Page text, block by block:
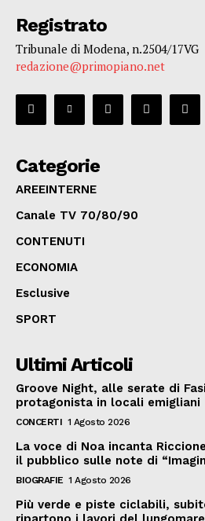
Registrato
Tribunale di Modena, n.2504/17VG
redazione@primopiano.net
Categorie
AREEINTERNE
Canale TV 70/80/90
CONTENUTI
ECONOMIA
Esclusive
SPORT
Ultimi Articoli
Groove Night, alle serate di
protagonista in locali emigliani
CONCERTI 1 Agosto 2026
La voce di Noa incanta
il pubblico sulle note di
BIOGRAFIE 1 Agosto 2026
Più verde e piste ciclabili,